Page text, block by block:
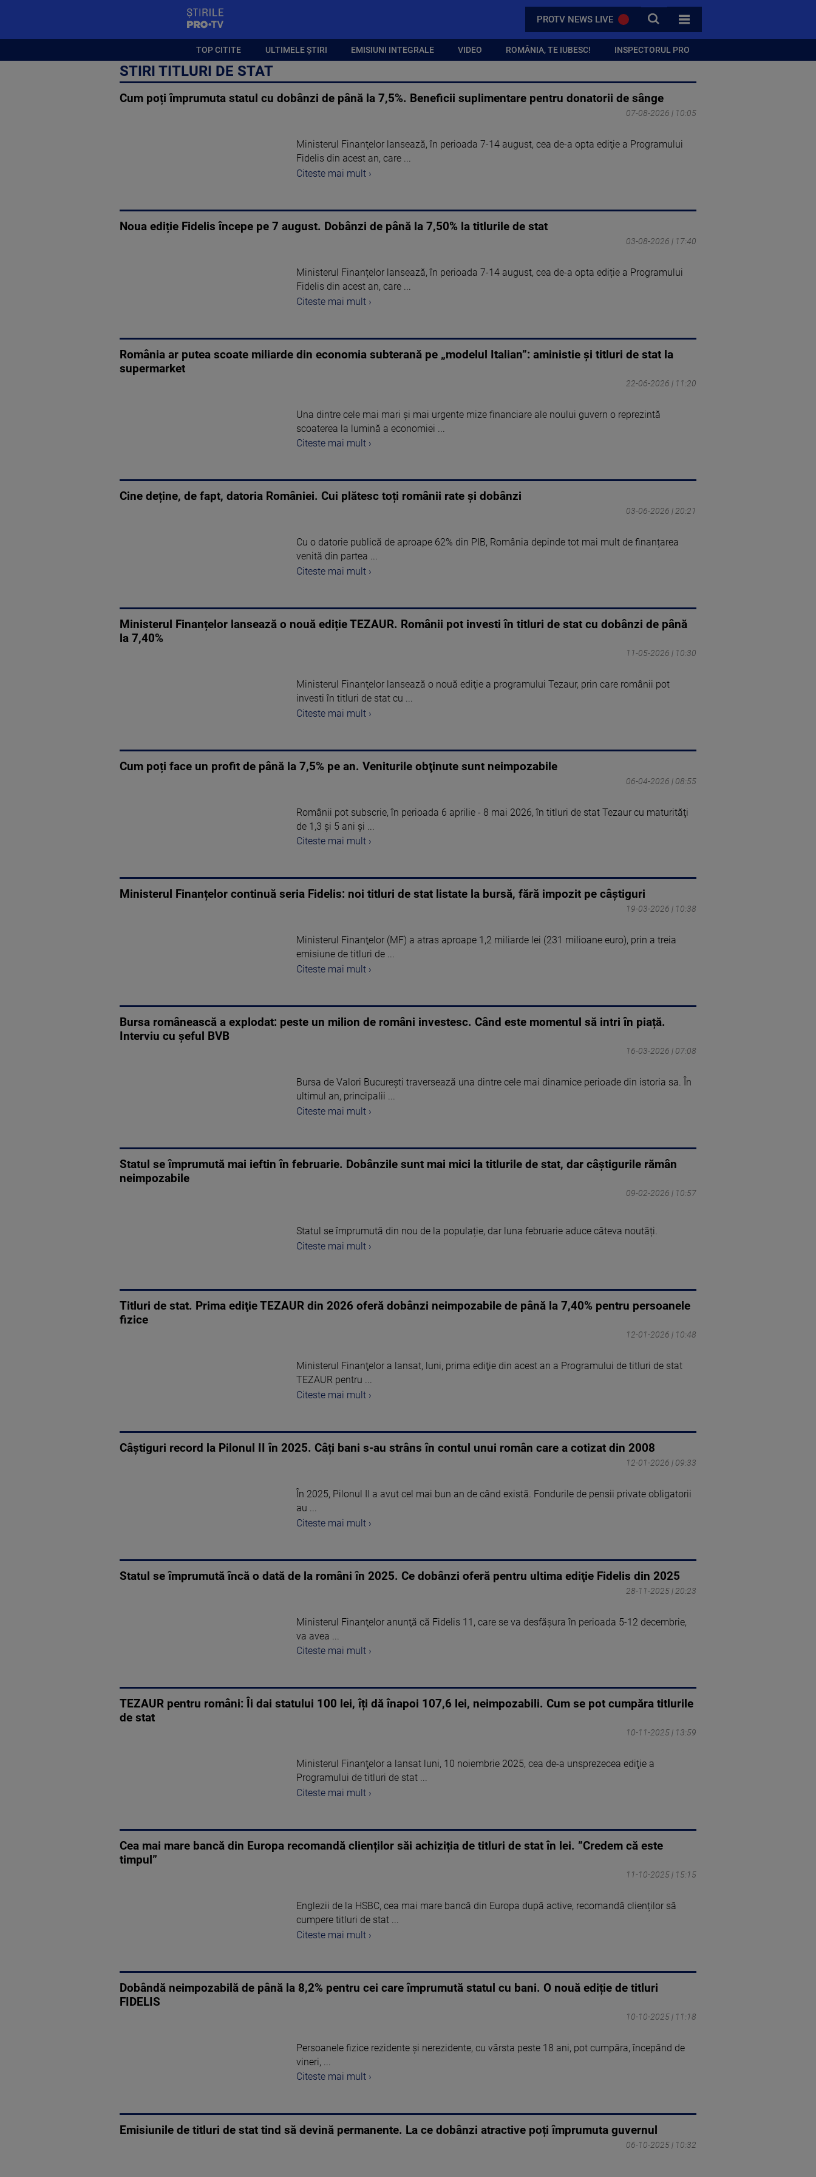
PROTV NEWS LIVE CAUTA
TOATE CATEGORIILE
TOP CITITE ULTIMELE ȘTIRI EMISIUNI INTEGRALE VIDEO ROMÂNIA, TE IUBESC! INSPECTORUL PRO
STIRI TITLURI DE STAT
Cum poți împrumuta statul cu dobânzi de până la 7,5%. Beneficii suplimentare pentru donatorii de sânge
07-08-2026 | 10:05
Ministerul Finanţelor lansează, în perioada 7-14 august, cea de-a opta ediţie a Programului
Fidelis din acest an, care ...
Citeste mai mult ›
Noua ediție Fidelis începe pe 7 august. Dobânzi de până la 7,50% la titlurile de stat
03-08-2026 | 17:40
Ministerul Finanțelor lansează, în perioada 7-14 august, cea de-a opta ediție a Programului
Fidelis din acest an, care ...
Citeste mai mult ›
România ar putea scoate miliarde din economia subterană pe „modelul Italian”: aministie și titluri de stat la
supermarket
22-06-2026 | 11:20
Una dintre cele mai mari şi mai urgente mize financiare ale noului guvern o reprezintă
scoaterea la lumină a economiei ...
Citeste mai mult ›
Cine deține, de fapt, datoria României. Cui plătesc toți românii rate și dobânzi
03-06-2026 | 20:21
Cu o datorie publică de aproape 62% din PIB, România depinde tot mai mult de finanțarea
venită din partea ...
Citeste mai mult ›
Ministerul Finanțelor lansează o nouă ediție TEZAUR. Românii pot investi în titluri de stat cu dobânzi de până
la 7,40%
11-05-2026 | 10:30
Ministerul Finanţelor lansează o nouă ediţie a programului Tezaur, prin care românii pot
investi în titluri de stat cu ...
Citeste mai mult ›
Cum poți face un profit de până la 7,5% pe an. Veniturile obţinute sunt neimpozabile
06-04-2026 | 08:55
Românii pot subscrie, în perioada 6 aprilie - 8 mai 2026, în titluri de stat Tezaur cu maturităţi
de 1,3 şi 5 ani şi ...
Citeste mai mult ›
Ministerul Finanțelor continuă seria Fidelis: noi titluri de stat listate la bursă, fără impozit pe câștiguri
19-03-2026 | 10:38
Ministerul Finanţelor (MF) a atras aproape 1,2 miliarde lei (231 milioane euro), prin a treia
emisiune de titluri de ...
Citeste mai mult ›
Bursa românească a explodat: peste un milion de români investesc. Când este momentul să intri în piață.
Interviu cu șeful BVB
16-03-2026 | 07:08
Bursa de Valori București traversează una dintre cele mai dinamice perioade din istoria sa. În
ultimul an, principalii ...
Citeste mai mult ›
Statul se împrumută mai ieftin în februarie. Dobânzile sunt mai mici la titlurile de stat, dar câștigurile rămân
neimpozabile
09-02-2026 | 10:57
Statul se împrumută din nou de la populație, dar luna februarie aduce câteva noutăți.
Citeste mai mult ›
Titluri de stat. Prima ediţie TEZAUR din 2026 oferă dobânzi neimpozabile de până la 7,40% pentru persoanele
fizice
12-01-2026 | 10:48
Ministerul Finanţelor a lansat, luni, prima ediţie din acest an a Programului de titluri de stat
TEZAUR pentru ...
Citeste mai mult ›
Câștiguri record la Pilonul II în 2025. Câți bani s-au strâns în contul unui român care a cotizat din 2008
12-01-2026 | 09:33
În 2025, Pilonul II a avut cel mai bun an de când există. Fondurile de pensii private obligatorii
au ...
Citeste mai mult ›
Statul se împrumută încă o dată de la români în 2025. Ce dobânzi oferă pentru ultima ediţie Fidelis din 2025
28-11-2025 | 20:23
Ministerul Finanţelor anunţă că Fidelis 11, care se va desfăşura în perioada 5-12 decembrie,
va avea ...
Citeste mai mult ›
TEZAUR pentru români: Îi dai statului 100 lei, îți dă înapoi 107,6 lei, neimpozabili. Cum se pot cumpăra titlurile
de stat
10-11-2025 | 13:59
Ministerul Finanţelor a lansat luni, 10 noiembrie 2025, cea de-a unsprezecea ediţie a
Programului de titluri de stat ...
Citeste mai mult ›
Cea mai mare bancă din Europa recomandă clienților săi achiziția de titluri de stat în lei. ”Credem că este
timpul”
11-10-2025 | 15:15
Englezii de la HSBC, cea mai mare bancă din Europa după active, recomandă clienților să
cumpere titluri de stat ...
Citeste mai mult ›
Dobândă neimpozabilă de până la 8,2% pentru cei care împrumută statul cu bani. O nouă ediție de titluri
FIDELIS
10-10-2025 | 11:18
Persoanele fizice rezidente şi nerezidente, cu vârsta peste 18 ani, pot cumpăra, începând de
vineri, ...
Citeste mai mult ›
Emisiunile de titluri de stat tind să devină permanente. La ce dobânzi atractive poți împrumuta guvernul
06-10-2025 | 10:32